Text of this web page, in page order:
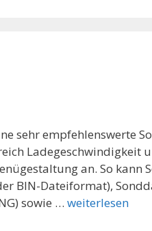
sehr empfehlenswerte
Ladegeschwindigkeit
an. So kann
BIN-Dateiformat),
sowie … weiterlesen